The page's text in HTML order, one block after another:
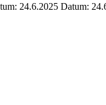
24.6.2025 Datum: